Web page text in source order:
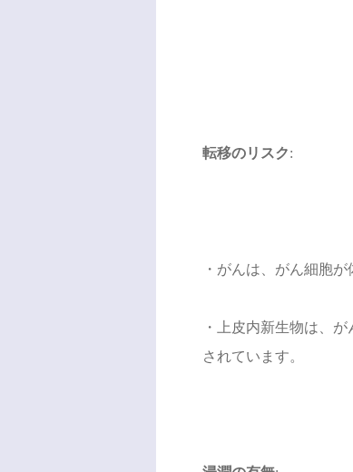
転移のリスク:
・がんは、がん細胞
・上皮内新生物は、
されています。